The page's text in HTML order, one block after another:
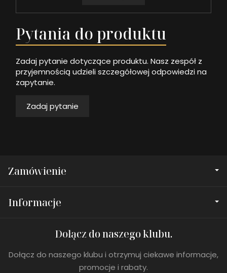
Pytania do produktu
Zadaj pytanie dotyczące produktu. Nasz zespół z
przyjemnością udzieli szczegółowej odpowiedzi na
zapytanie.
Zadaj pytanie
Zamówienie
Informacje
Dołącz do naszego klubu.
Dołącz do naszego klubu i otrzymuj ciekawe informacje,
promocje i rabaty.